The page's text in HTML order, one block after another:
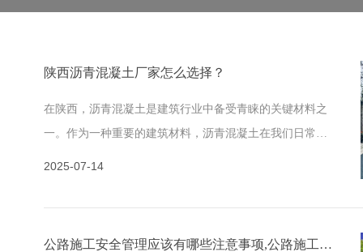
陕西沥青混凝土厂家怎么选择？
在陕西，沥青混凝土是建筑行业中备受青睐的关键材料之
一。作为一种重要的建筑材料，沥青混凝土在我们日常生
2025-07-14
公路施工安全管理应该有哪些注意事项,公路施工公司给我们详解？